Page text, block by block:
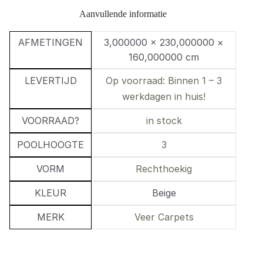
Aanvullende informatie
AFMETINGEN
3,000000 × 230,000000 ×
160,000000 cm
LEVERTIJD
Op voorraad: Binnen 1 – 3
werkdagen in huis!
VOORRAAD? in stock
POOLHOOGTE 3
VORM Rechthoekig
KLEUR Beige
MERK Veer Carpets